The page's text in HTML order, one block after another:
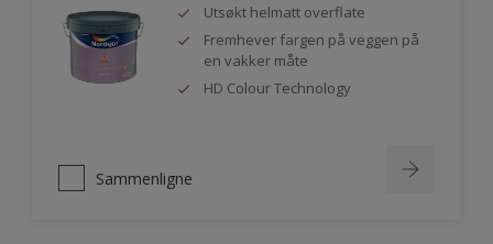
Utsøkt helmatt overflate
Fremhever fargen på veggen på
en vakker måte
HD Colour Technology
Sammenligne